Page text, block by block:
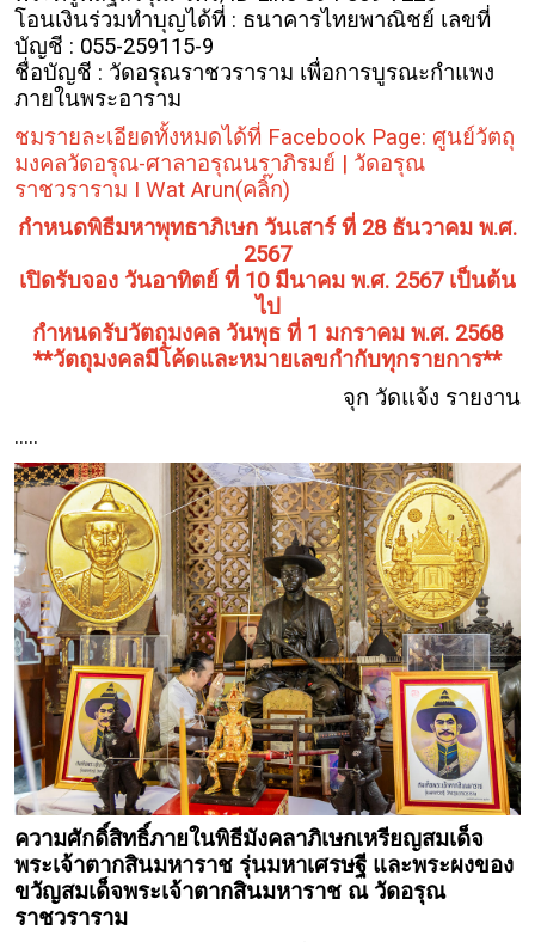
โอนเงินร่วมทำบุญได้ที่ : ธนาคารไทยพาณิชย์ เลขที่
บัญชี : 055-259115-9
ชื่อบัญชี : วัดอรุณราชวราราม เพื่อการบูรณะกำแพง
ภายในพระอาราม
ชมรายละเอียดทั้งหมดได้ที่ Facebook Page: ศูนย์วัตถุ
มงคลวัดอรุณ-ศาลาอรุณนราภิรมย์ | วัดอรุณ
ราชวราราม I Wat Arun(คลิ๊ก)
กำหนดพิธีมหาพุทธาภิเษก วันเสาร์ ที่ 28 ธันวาคม พ.ศ.
2567
เปิดรับจอง วันอาทิตย์ ที่ 10 มีนาคม พ.ศ. 2567 เป็นต้น
ไป
กำหนดรับวัตถุมงคล วันพุธ ที่ 1 มกราคม พ.ศ. 2568
**วัตถุมงคลมีโค้ดและหมายเลขกำกับทุกรายการ**
จุก วัดแจ้ง รายงาน
.....
ความศักดิ์สิทธิ์ภายในพิธีมังคลาภิเษกเหรียญสมเด็จ
พระเจ้าตากสินมหาราช รุ่นมหาเศรษฐี และพระผงของ
ขวัญสมเด็จพระเจ้าตากสินมหาราช ณ วัดอรุณ
ราชวราราม